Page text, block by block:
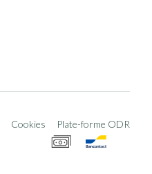
Cookies Plate-forme ODR